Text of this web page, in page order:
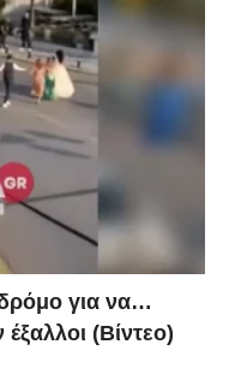
για να…
έξαλλοι (Βίντεο)